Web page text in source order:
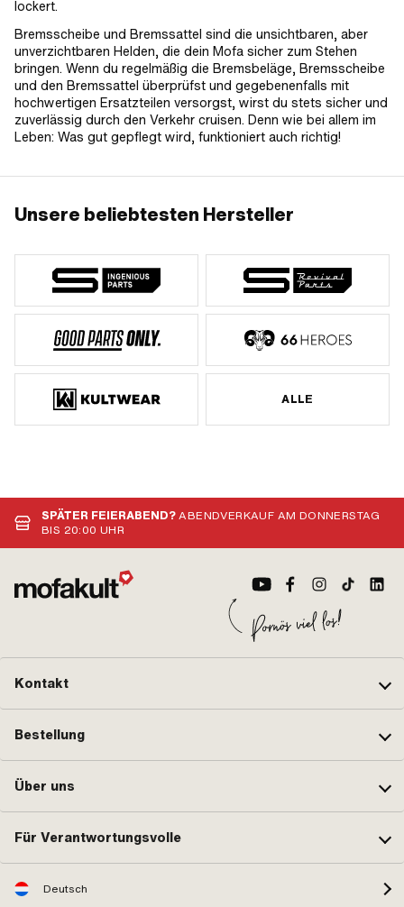
lockert.
Bremsscheibe und Bremssattel sind die unsichtbaren, aber
unverzichtbaren Helden, die dein Mofa sicher zum Stehen
bringen. Wenn du regelmäßig die Bremsbeläge, Bremsscheibe
und den Bremssattel überprüfst und gegebenenfalls mit
hochwertigen Ersatzteilen versorgst, wirst du stets sicher und
zuverlässig durch den Verkehr cruisen. Denn wie bei allem im
Leben: Was gut gepflegt wird, funktioniert auch richtig!
Unsere beliebtesten Hersteller
ALLE
SPÄTER FEIERABEND?ABENDVERKAUF AM DONNERSTAG
BIS 20:00 UHR
Kontakt
Bestellung
Über uns
Für Verantwortungsvolle
Deutsch